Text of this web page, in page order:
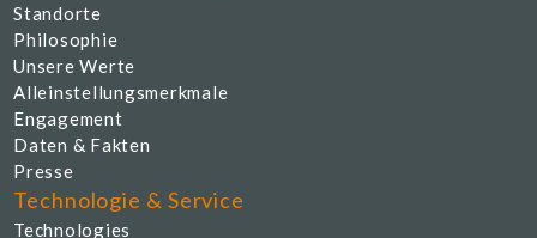
Standorte
Philosophie
Unsere Werte
Alleinstellungsmerkmale
Engagement
Daten & Fakten
Presse
Technologie & Service
Technologies